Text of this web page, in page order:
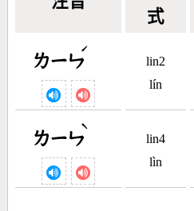
式
ㄌㄧㄣ
ˊ
lin2
lín
ㄌㄧㄣ
ˋ
lin4
lìn